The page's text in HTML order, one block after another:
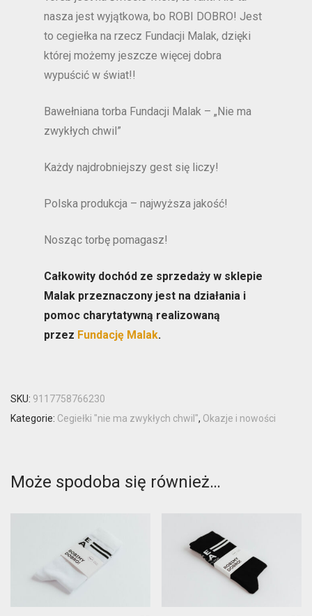
nasza jest wyjątkowa, bo ROBI DOBRO! Jest
to cegiełka na rzecz Fundacji Malak, dzięki
której możemy jeszcze więcej dobra
wypuścić w świat!!
Bawełniana torba Fundacji Malak – „Nie ma
zwykłych chwil”
Każdy najdrobniejszy gest się liczy!
Polska produkcja – najwyższa jakość!
Nosząc torbę pomagasz!
Całkowity dochód ze sprzedaży w sklepie
Malak przeznaczony jest na działania i
pomoc charytatywną realizowaną
przez Fundację Malak.
SKU: 9117758766230
Kategorie: Cegiełki "nie ma zwykłych chwil", Okazje i nowości
Może spodoba się również…